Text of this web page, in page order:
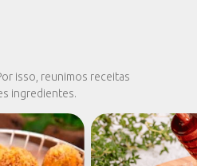
isso, reunimos receitas
ingredientes.